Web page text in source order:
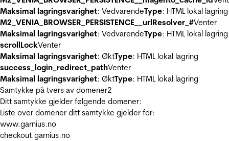
Maksimal lagringsvarighet: VedvarendeType: HTML lokal lagring
M2_VENIA_BROWSER_PERSISTENCE__urlResolver_#Venter
Maksimal lagringsvarighet: VedvarendeType: HTML lokal lagring
scrollLockVenter
Maksimal lagringsvarighet: ØktType: HTML lokal lagring
success_login_redirect_pathVenter
Maksimal lagringsvarighet: ØktType: HTML lokal lagring
Samtykke på tvers av domener2
Ditt samtykke gjelder følgende domener:
Liste over domener ditt samtykke gjelder for:
www.garnius.no
checkout.garnius.no